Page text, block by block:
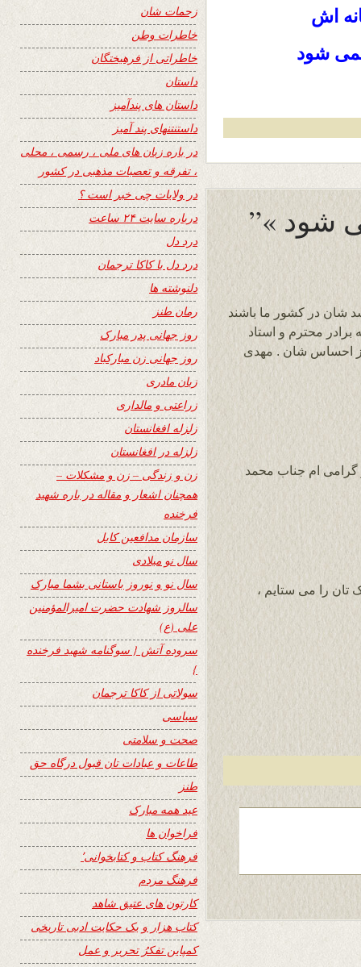
اش
شود
شان در کشور ما باشند
محترم و استاد
از احساس شان . مهدی
گرامی ام جناب محمد
تان را می ستایم ،
زحمات شان
خاطرات وطن
خاطراتی از فرهیختگان
داستان
داستان های پندآمیز
داستنتنهای پند آمیز
در باره زبان های ملی ، رسمی ، محلی
، تفرقه و تعصبات مذهبی در کشور
در ولایات چی خبر است ؟
درباره سایت ۲۴ ساعت
درد دل
درد دل با کاکا ترجمان
دلنوشته ها
رمان طنز
روز جهانی پدر مبارک
روز جهانی زن مبارکباد
زبان مادری
زراعتی و مالداری
زلزله افغانستان
زلزله در افغانستان
زن و زندگی – زن و مشکلات –
همچنان اشعار و مقاله در باره شهید
فرخنده
سازمان مدافعین کابل
سال نو میلادی
سال نو و نوروز باستانی بشما مبارک
سالروز شهادت حضرت امیرالمؤمنین
علی (ع)
سروده آتش { سوگنامه شهید فرخنده
}
سولاتی از کاکا ترجمان
سیاسی
صحت و سلامتی
طاعات و عبادات تان قبول درگاه حق
طنز
عید همه مبارک
فراخوان ها
فرهنگ کتاب و کتابخوانی٬
فرهنگ مردم
کارتون های عتیق شاهد
کتاب هزار و یک حکایت ادبی تاریخی
کمپاین تفکرُ تحریر و عمل